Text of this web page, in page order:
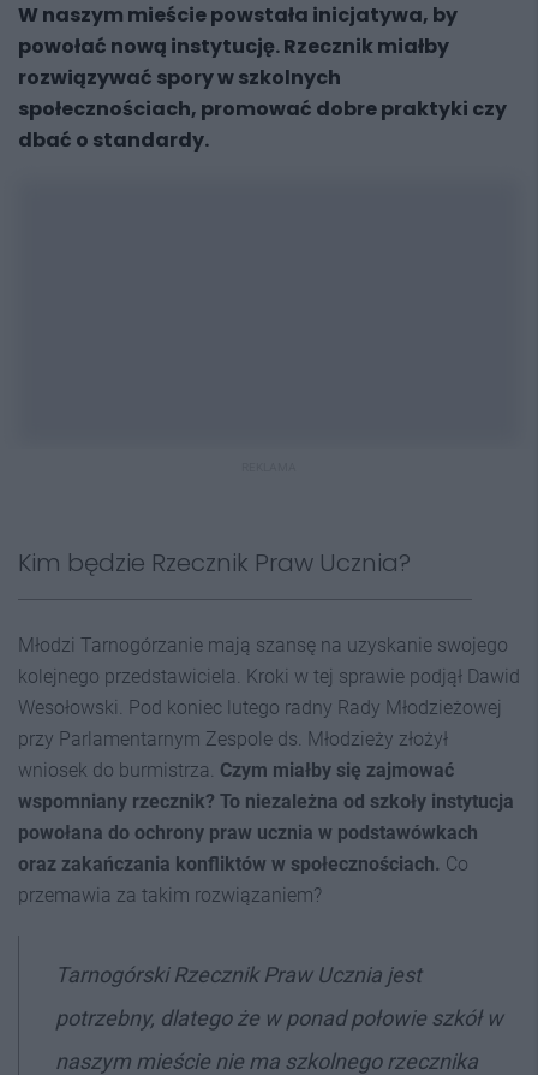
W naszym mieście powstała inicjatywa, by
powołać nową instytucję. Rzecznik miałby
rozwiązywać spory w szkolnych
społecznościach, promować dobre praktyki czy
dbać o standardy.
Kim będzie Rzecznik Praw Ucznia?
Młodzi Tarnogórzanie mają szansę na uzyskanie swojego
kolejnego przedstawiciela. Kroki w tej sprawie podjął Dawid
Wesołowski. Pod koniec lutego radny Rady Młodzieżowej
przy Parlamentarnym Zespole ds. Młodzieży złożył
wniosek do burmistrza. Czym miałby się zajmować
wspomniany rzecznik? To niezależna od szkoły instytucja
powołana do ochrony praw ucznia w podstawówkach
oraz zakańczania konfliktów w społecznościach. Co
przemawia za takim rozwiązaniem?
Tarnogórski Rzecznik Praw Ucznia jest
potrzebny, dlatego że w ponad połowie szkół w
naszym mieście nie ma szkolnego rzecznika